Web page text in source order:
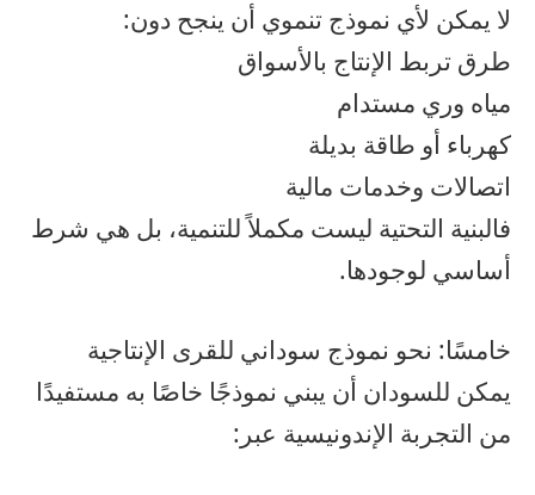
لا يمكن لأي نموذج تنموي أن ينجح دون:
طرق تربط الإنتاج بالأسواق
مياه وري مستدام
كهرباء أو طاقة بديلة
اتصالات وخدمات مالية
فالبنية التحتية ليست مكملاً للتنمية، بل هي شرط
أساسي لوجودها.
خامسًا: نحو نموذج سوداني للقرى الإنتاجية
يمكن للسودان أن يبني نموذجًا خاصًا به مستفيدًا
من التجربة الإندونيسية عبر: